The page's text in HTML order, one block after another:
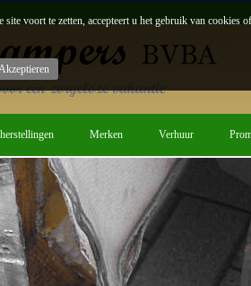
Merken Verhuur
site voort te zetten, accepteert u het gebruik van cookies